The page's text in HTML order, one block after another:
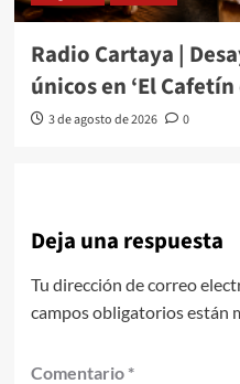
Radio Cartaya |
únicos en ‘El Cafetín
3 de agosto de 2026 0
Deja una respuesta
Tu dirección de correo
campos obligatorios están
Comentario *